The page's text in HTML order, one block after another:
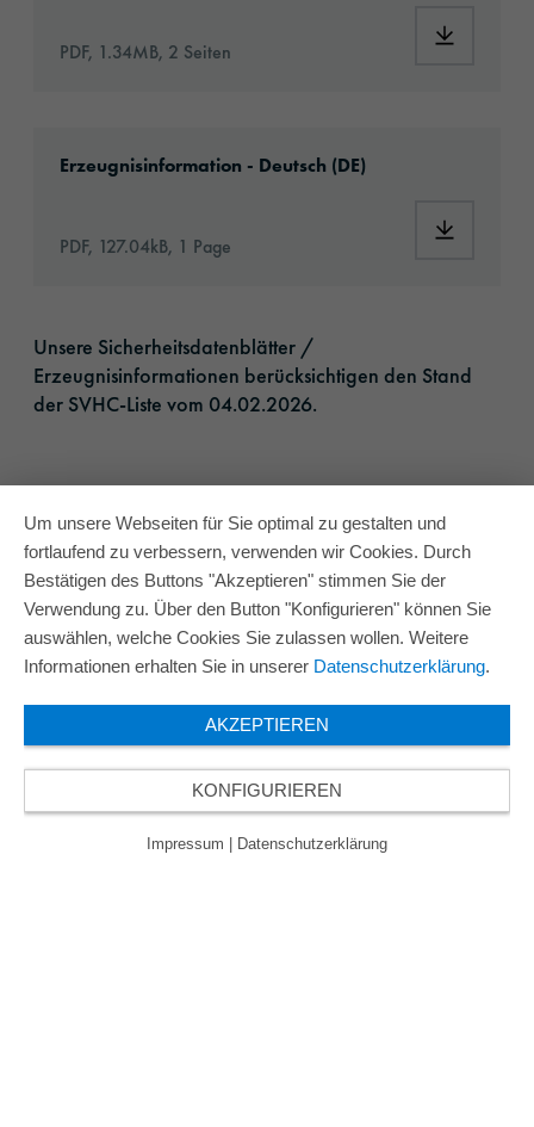
PDF, 1.34MB, 2 Seiten
Erzeugnisinformation - Deutsch (DE)
PDF, 127.04kB, 1 Page
Unsere Sicherheitsdatenblätter /
Erzeugnisinformationen berücksichtigen den Stand
der SVHC-Liste vom 04.02.2026.​
Um unsere Webseiten für Sie optimal zu gestalten und
fortlaufend zu verbessern, verwenden wir Cookies. Durch
Bestätigen des Buttons "Akzeptieren" stimmen Sie der
Verwendung zu. Über den Button "Konfigurieren" können Sie
auswählen, welche Cookies Sie zulassen wollen. Weitere
Informationen erhalten Sie in unserer Datenschutzerklärung.
AKZEPTIEREN
KONFIGURIEREN
Impressum Datenschutzerklärung